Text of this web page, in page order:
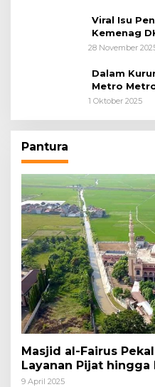
Viral Isu
Kemenag
28 November
Dalam
Metro
1 Oktober 2025
Pantura
Masjid al-Fairus
Layanan Pijat hingga
bagi Pemudik Lebaran
9 April 2025